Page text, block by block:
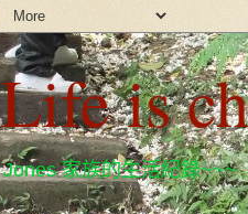
Life is
Jones 家族的生活紀錄~~~